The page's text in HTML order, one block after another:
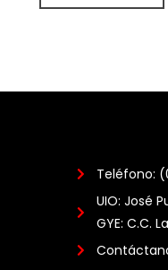
Teléfono:
UIO: José
GYE: C.C.